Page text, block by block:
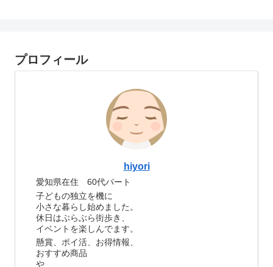
プロフィール
hiyori
愛知県在住 60代パート
子どもの独立を機に
小さな暮らし始めました。
休日はぶらぶら街歩き、
イベントを楽しんでます。
懸賞、ポイ活、お得情報、
おすすめ商品
や